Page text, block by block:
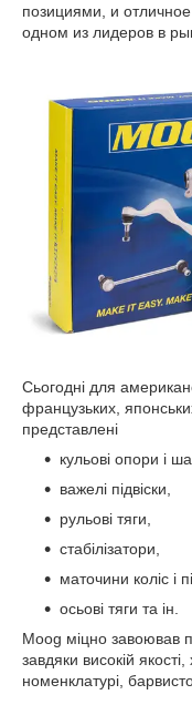
позициями, и
одном из лидеров в
Сьогодні для
французьких,
представлені
кульові опори і
важелі підвіски,
рульові тяги,
стабілізатори,
маточини коліс і
осьові тяги та ін.
Moog міцно завоював
завдяки високій
номенклатурі,